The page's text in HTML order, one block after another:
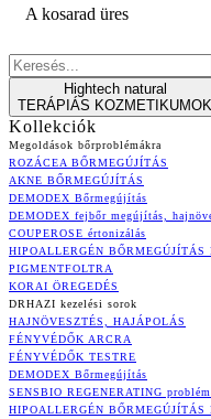
A kosarad üres
Hightech natural
TERÁPIÁS KOZMETIKUMOK
Kollekciók
Megoldások bőrproblémákra
ROZÁCEA BŐRMEGÚJÍTÁS
AKNE BŐRMEGÚJÍTÁS
DEMODEX Bőrmegújítás
DEMODEX fejbőr megújítás,
COUPEROSE értonizálás
HIPOALLERGÉN BŐRMEGÚJÍTÁS
PIGMENTFOLTRA
KORAI ÖREGEDÉS
DRHAZI kezelési sorok
HAJNÖVESZTÉS, HAJÁPOLÁS
FÉNYVÉDŐK ARCRA
FÉNYVÉDŐK TESTRE
DEMODEX Bőrmegújítás
SENSBIO REGENERATING
HIPOALLERGÉN BŐRMEGÚJÍTÁS